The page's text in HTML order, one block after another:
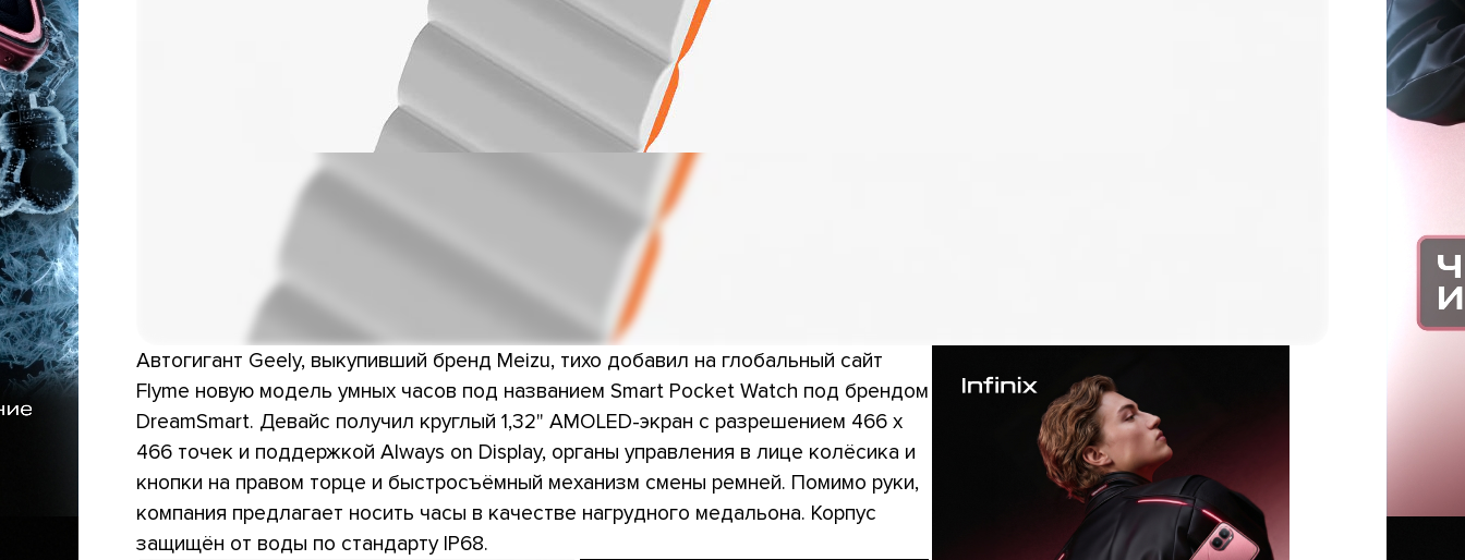
Автогигант Geely, выкупивший бренд Meizu, тихо добавил на глобальный сайт
Flyme новую модель умных часов под названием Smart Pocket Watch под брендом
DreamSmart. Девайс получил круглый 1,32" AMOLED-экран с разрешением 466 x
466 точек и поддержкой Always on Display, органы управления в лице колёсика и
кнопки на правом торце и быстросъёмный механизм смены ремней. Помимо руки,
компания предлагает носить часы в качестве нагрудного медальона. Корпус
защищён от воды по стандарту IP68.